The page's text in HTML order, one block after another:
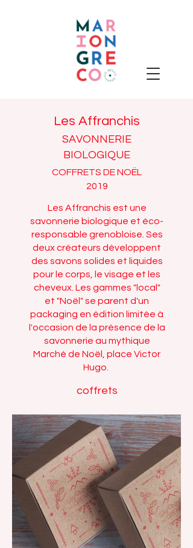
Les Affranchis
SAVONNERIE
BIOLOGIQUE
COFFRETS DE NOËL
2019
Les Affranchis est une
savonnerie biologique et éco-
responsable grenobloise. Ses
deux créateurs développent
des savons solides et liquides
pour le corps, le visage et les
cheveux. Les gammes "local"
et "Noël" se parent d'un
packaging en édition limitée à
l'occasion de la présence de la
savonnerie au mythique
Marché de Noël, place Victor
Hugo.
coffrets